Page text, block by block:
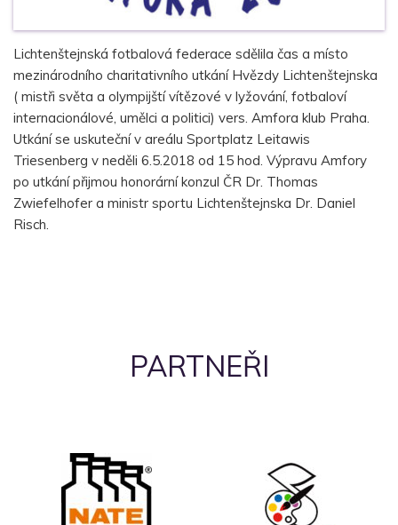
Lichtenštejnská fotbalová federace sdělila čas a místo
mezinárodního charitativního utkání Hvězdy Lichtenštejnska
( mistři světa a olympijští vítězové v lyžování, fotbaloví
internacionálové, umělci a politici) vers. Amfora klub Praha.
Utkání se uskuteční v areálu Sportplatz Leitawis
Triesenberg v neděli 6.5.2018 od 15 hod. Výpravu Amfory
po utkání přijmou honorární konzul ČR Dr. Thomas
Zwiefelhofer a ministr sportu Lichtenštejnska Dr. Daniel
Risch.
PARTNEŘI